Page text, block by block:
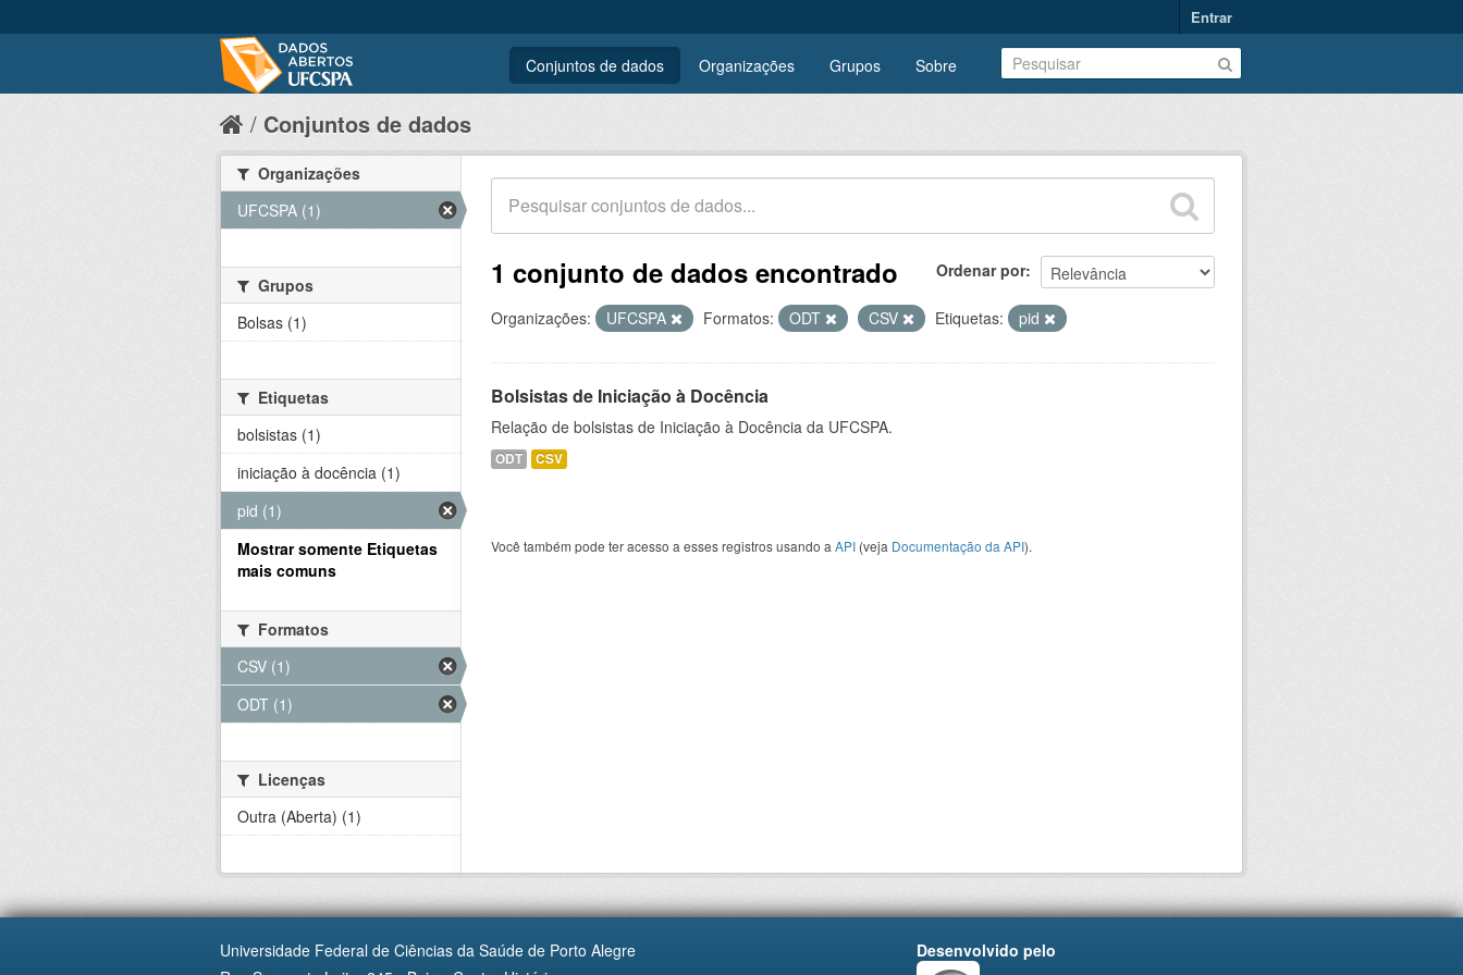
Entrar
Conjuntos de dados Organizações Grupos Sobre
Conjuntos de dados
Ordenar por
1 conjunto de dados encontrado
Organizações: UFCSPA Formatos: ODT CSV Etiquetas: pid
Bolsistas de Iniciação à Docência
Relação de bolsistas de Iniciação à Docência da UFCSPA.
ODT CSV
Você também pode ter acesso a esses registros usando a API (veja Documentação da API).
Organizações
UFCSPA (1)
Grupos
Bolsas (1)
Etiquetas
bolsistas (1)
iniciação à docência (1)
pid (1)
Mostrar somente Etiquetas
mais comuns
Formatos
CSV (1)
ODT (1)
Licenças
Outra (Aberta) (1)
Universidade Federal de Ciências da Saúde de Porto Alegre
Desenvolvido pelo